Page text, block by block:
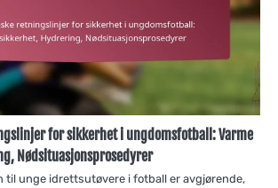
for sikkerhet i ungdomsfotball: Varme
Nødsituasjonsprosedyrer
til unge idrettsutøvere i fotball er avgjørende,